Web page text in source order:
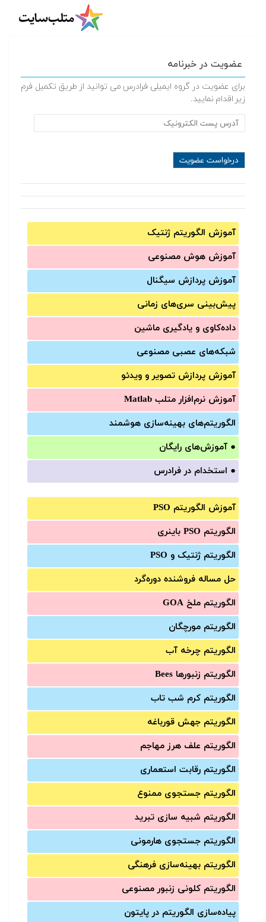
عضویت در خبرنامه
برای عضویت در گروه ایمیلی فرادرس می توانید از طریق تکمیل فرم
زیر اقدام نمایید.
آموزش الگوریتم ژنتیک
آموزش‌ هوش مصنوعی
آموزش‌ پردازش سیگنال
پیش‌‌بینی سری‌‌های زمانی
داده‌کاوی و یادگیری ماشین
شبکه‌های عصبی مصنوعی
آموزش‌ پردازش تصویر و ویدئو
آموزش‌ نرم‌افزار متلب Matlab
الگوریتم‌های بهینه‌سازی هوشمند
● آموزش‌های رایگان
● استخدام در فرادرس
آموزش الگوریتم PSO
الگوریتم PSO باینری
الگوریتم ژنتیک و PSO
حل مساله فروشنده دوره‌گرد
الگوریتم ملخ GOA
الگوریتم مورچگان
الگوریتم چرخه آب
الگوریتم زنبورها Bees
الگوریتم کرم شب تاب
الگوریتم جهش قورباغه
الگوریتم علف هرز مهاجم
الگوریتم رقابت استعماری
الگوریتم جستجوی ممنوع
الگوریتم شبیه سازی تبرید
الگوریتم جستجوی هارمونی
الگوریتم بهینه‌سازی فرهنگی
الگوریتم کلونی زنبور مصنوعی
پیاده‌سازی الگوریتم در پایتون